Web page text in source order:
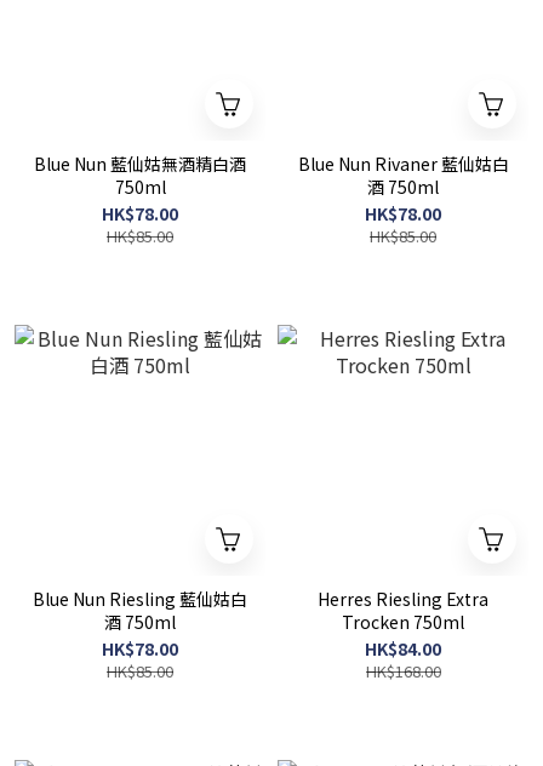
Blue Nun 藍仙姑無酒精白酒
750ml
HK$78.00
HK$85.00
Blue Nun Rivaner 藍仙姑白
酒 750ml
HK$78.00
HK$85.00
Blue Nun Riesling 藍仙姑白
酒 750ml
HK$78.00
HK$85.00
Herres Riesling Extra
Trocken 750ml
HK$84.00
HK$168.00